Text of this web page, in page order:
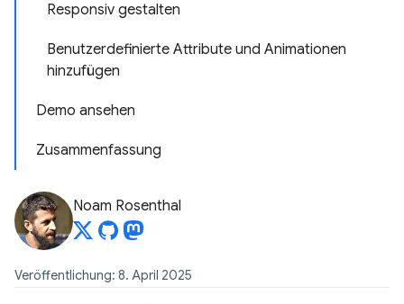
Responsiv gestalten
Benutzerdefinierte Attribute und Animationen
hinzufügen
Demo ansehen
Zusammenfassung
Noam Rosenthal
Veröffentlichung: 8. April 2025